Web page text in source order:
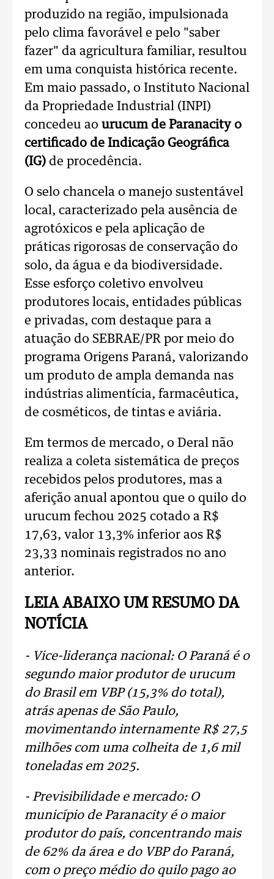
produzido na região, impulsionada
pelo clima favorável e pelo "saber
fazer" da agricultura familiar, resultou
em uma conquista histórica recente.
Em maio passado, o Instituto Nacional
da Propriedade Industrial (INPI)
concedeu ao urucum de Paranacity o
certificado de Indicação Geográfica
(IG) de procedência.
O selo chancela o manejo sustentável
local, caracterizado pela ausência de
agrotóxicos e pela aplicação de
práticas rigorosas de conservação do
solo, da água e da biodiversidade.
Esse esforço coletivo envolveu
produtores locais, entidades públicas
e privadas, com destaque para a
atuação do SEBRAE/PR por meio do
programa Origens Paraná, valorizando
um produto de ampla demanda nas
indústrias alimentícia, farmacêutica,
de cosméticos, de tintas e aviária.
Em termos de mercado, o Deral não
realiza a coleta sistemática de preços
recebidos pelos produtores, mas a
aferição anual apontou que o quilo do
urucum fechou 2025 cotado a R$
17,63, valor 13,3% inferior aos R$
23,33 nominais registrados no ano
anterior.
LEIA ABAIXO UM RESUMO DA
NOTÍCIA
- Vice-liderança nacional: O Paraná é o
segundo maior produtor de urucum
do Brasil em VBP (15,3% do total),
atrás apenas de São Paulo,
movimentando internamente R$ 27,5
milhões com uma colheita de 1,6 mil
toneladas em 2025.
- Previsibilidade e mercado: O
município de Paranacity é o maior
produtor do país, concentrando mais
de 62% da área e do VBP do Paraná,
com o preço médio do quilo pago ao